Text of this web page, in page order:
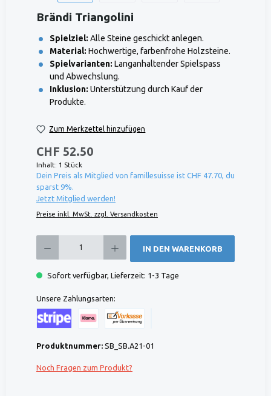
Brändi Triangolini
Spielziel: Alle Steine geschickt anlegen.
Material: Hochwertige, farbenfrohe Holzsteine.
Spielvarianten: Langanhaltender Spielspass
und Abwechslung.
Inklusion: Unterstützung durch Kauf der
Produkte.
Zum Merkzettel hinzufügen
CHF 52.50
Inhalt: 1 Stück
Dein Preis als Mitglied von famillesuisse ist CHF 47.70, du
sparst 9%.
Jetzt Mitglied werden!
Preise inkl. MwSt. zzgl. Versandkosten
IN DEN WARENKORB
Sofort verfügbar, Lieferzeit: 1-3 Tage
Unsere Zahlungsarten:
Produktnummer: SB_SB.A21-01
Noch Fragen zum Produkt?